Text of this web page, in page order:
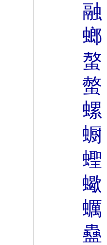
融
螂
螯
螫
螺
蟵
蟶
蠍
蠣
蠱